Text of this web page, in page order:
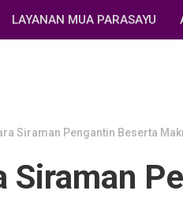
LAYANAN MUA PARASAYU
Siraman Pengantin Beserta
Siraman